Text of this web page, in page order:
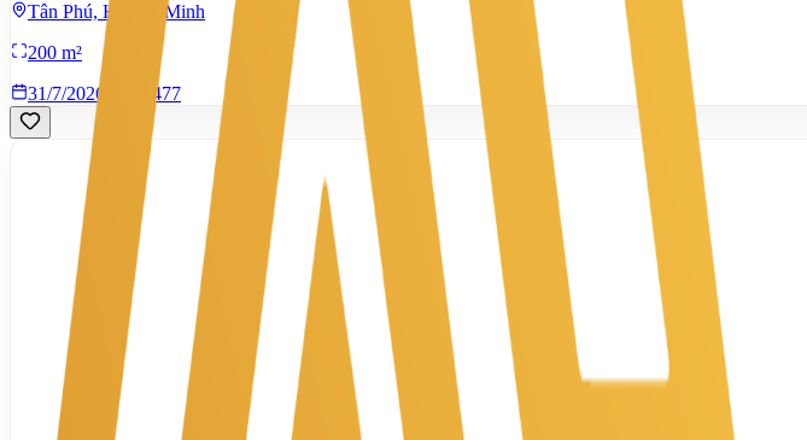
Tân Phú, Hồ Chí Minh
200 m²
31/7/2026
477